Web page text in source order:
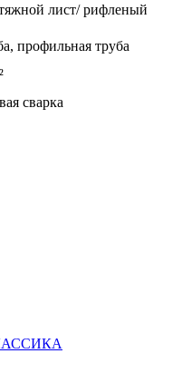
лист/ рифленый
профильная труба
сварка